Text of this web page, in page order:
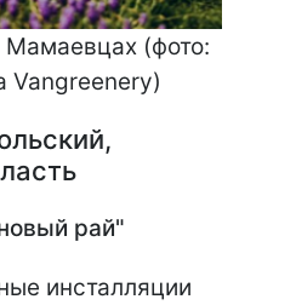
(фото:
Vangreenery)
рай"
инсталляции